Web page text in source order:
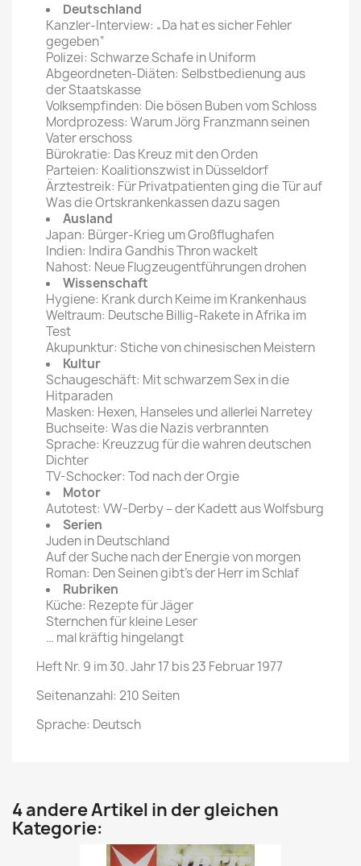
Deutschland
Kanzler-Interview: „Da hat es sicher Fehler
gegeben“
Polizei: Schwarze Schafe in Uniform
Abgeordneten-Diäten: Selbstbedienung aus
der Staatskasse
Volksempfinden: Die bösen Buben vom Schloss
Mordprozess: Warum Jörg Franzmann seinen
Vater erschoss
Bürokratie: Das Kreuz mit den Orden
Parteien: Koalitionszwist in Düsseldorf
Ärztestreik: Für Privatpatienten ging die Tür auf
Was die Ortskrankenkassen dazu sagen
Ausland
Japan: Bürger-Krieg um Großflughafen
Indien: Indira Gandhis Thron wackelt
Nahost: Neue Flugzeugentführungen drohen
Wissenschaft
Hygiene: Krank durch Keime im Krankenhaus
Weltraum: Deutsche Billig-Rakete in Afrika im
Test
Akupunktur: Stiche von chinesischen Meistern
Kultur
Schaugeschäft: Mit schwarzem Sex in die
Hitparaden
Masken: Hexen, Hanseles und allerlei Narretey
Buchseite: Was die Nazis verbrannten
Sprache: Kreuzzug für die wahren deutschen
Dichter
TV-Schocker: Tod nach der Orgie
Motor
Autotest: VW-Derby – der Kadett aus Wolfsburg
Serien
Juden in Deutschland
Auf der Suche nach der Energie von morgen
Roman: Den Seinen gibt’s der Herr im Schlaf
Rubriken
Küche: Rezepte für Jäger
Sternchen für kleine Leser
… mal kräftig hingelangt
Heft Nr. 9 im 30. Jahr 17 bis 23 Februar 1977
Seitenanzahl: 210 Seiten
Sprache: Deutsch
4 andere Artikel in der gleichen
Kategorie: